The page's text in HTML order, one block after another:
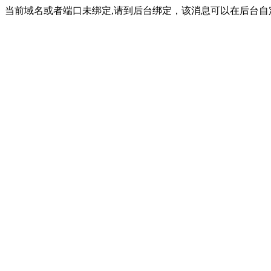
当前域名或者端口未绑定,请到后台绑定，该消息可以在后台自